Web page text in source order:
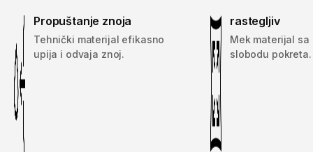
Propuštanje znoja
Tehnički materijal efikasno
upija i odvaja znoj.
rastegljiv
Mek materijal sa
slobodu pokreta.